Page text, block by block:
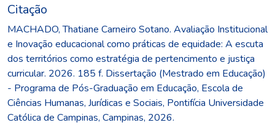
Citação
MACHADO, Thatiane Carneiro Sotano. Avaliação Institucional
e Inovação educacional como práticas de equidade: A escuta
dos territórios como estratégia de pertencimento e justiça
curricular. 2026. 185 f. Dissertação (Mestrado em Educação)
- Programa de Pós-Graduação em Educação, Escola de
Ciências Humanas, Jurídicas e Sociais, Pontifícia Universidade
Católica de Campinas, Campinas, 2026.